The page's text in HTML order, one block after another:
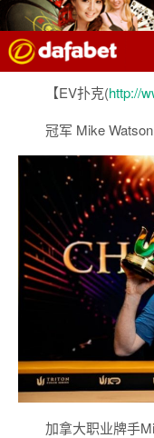
【EV扑克(http://
冠军 Mike Watson
加拿大职业牌手